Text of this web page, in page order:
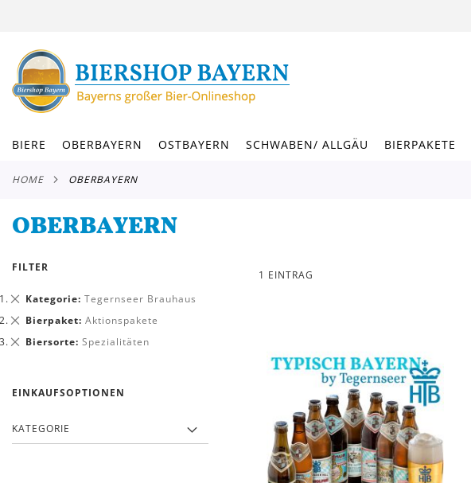
INHALT
BIERE OBERBAYERN OSTBAYERN SCHWABEN/ ALLGÄU BIERPAKETE
HOME OBERBAYERN
OBERBAYERN
1 EINTRAG
FILTER
Kategorie Tegernseer Brauhaus
Dies
Bierpaket Aktionspakete
Dies
Biersorte Spezialitäten
Dies
EINKAUFSOPTIONEN
KATEGORIE